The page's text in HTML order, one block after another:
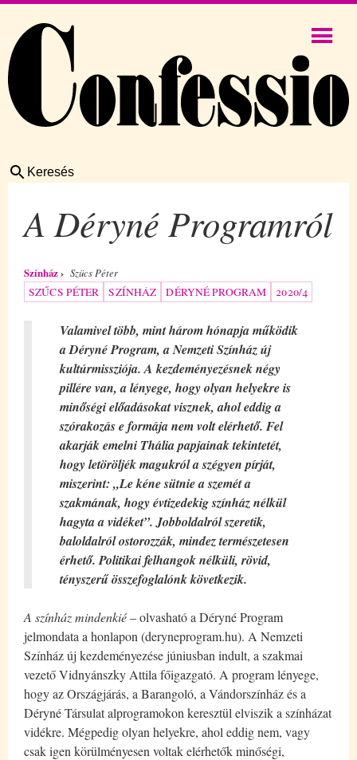
Keresés
A Déryné Programról
Színház Szücs Péter
SZŰCS PÉTER SZÍNHÁZ DÉRYNÉ PROGRAM 2020/4
Valamivel több, mint három hónapja működik
a Déryné Program, a Nemzeti Színház új
kultúrmissziója. A kezdeményezésnek négy
pillére van, a lényege, hogy olyan helyekre is
minőségi előadásokat visznek, ahol eddig a
szórakozás e formája nem volt elérhető. Fel
akarják emelni Thália papjainak tekintetét,
hogy letöröljék magukról a szégyen pírját,
miszerint: „Le kéne sütnie a szemét a
szakmának, hogy évtizedekig színház nélkül
hagyta a vidéket”. Jobboldalról szeretik,
baloldalról ostorozzák, mindez természetesen
érhető. Politikai felhangok nélküli, rövid,
tényszerű összefoglalónk következik.
A színház mindenkié– olvasható a Déryné Program
jelmondata a honlapon (deryneprogram.hu). A Nemzeti
Színház új kezdeményezése júniusban indult, a szakmai
vezető Vidnyánszky Attila főigazgató. A program lényege,
hogy az Országjárás, a Barangoló, a Vándorszínház és a
Déryné Társulat alprogramokon keresztül elviszik a színházat
vidékre. Mégpedig olyan helyekre, ahol eddig nem, vagy
csak igen körülményesen voltak elérhetők minőségi,